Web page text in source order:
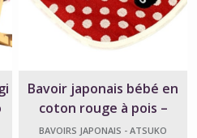
Bavoir japonais bébé en
coton rouge à pois –
Atsuko Matano
BAVOIRS JAPONAIS - ATSUKO